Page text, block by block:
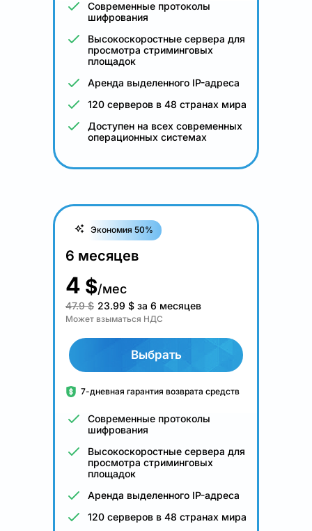
Современные протоколы
шифрования
Высокоскоростные сервера для
просмотра стриминговых
площадок
Аренда выделенного IP-адреса
120 серверов в 48 странах мира
Доступен на всех современных
операционных системах
Экономия 50%
6 месяцев
4 $/мес
47.9 $ 23.99 $ за 6 месяцев
Может взыматься НДС
Выбрать
7-дневная гарантия возврата средств
Современные протоколы
шифрования
Высокоскоростные сервера для
просмотра стриминговых
площадок
Аренда выделенного IP-адреса
120 серверов в 48 странах мира